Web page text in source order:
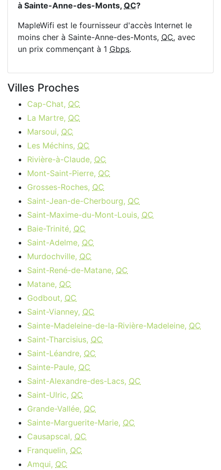
à Sainte-Anne-des-Monts, QC?
MapleWifi est le fournisseur d'accès Internet le
moins cher à Sainte-Anne-des-Monts, QC, avec
un prix commençant à 1 Gbps.
Villes Proches
Cap-Chat, QC
La Martre, QC
Marsoui, QC
Les Méchins, QC
Rivière-à-Claude, QC
Mont-Saint-Pierre, QC
Grosses-Roches, QC
Saint-Jean-de-Cherbourg, QC
Saint-Maxime-du-Mont-Louis, QC
Baie-Trinité, QC
Saint-Adelme, QC
Murdochville, QC
Saint-René-de-Matane, QC
Matane, QC
Godbout, QC
Saint-Vianney, QC
Sainte-Madeleine-de-la-Rivière-Madeleine, QC
Saint-Tharcisius, QC
Saint-Léandre, QC
Sainte-Paule, QC
Saint-Alexandre-des-Lacs, QC
Saint-Ulric, QC
Grande-Vallée, QC
Sainte-Marguerite-Marie, QC
Causapscal, QC
Franquelin, QC
Amqui, QC